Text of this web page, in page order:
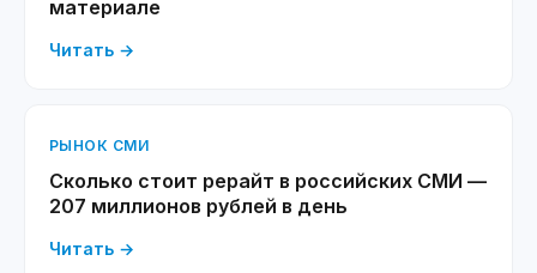
материале
Читать →
РЫНОК СМИ
Сколько стоит рерайт в российских СМИ —
207 миллионов рублей в день
Читать →